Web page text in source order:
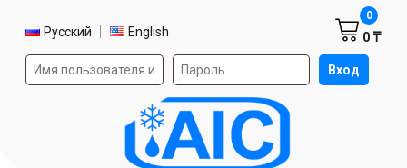
Выбор языка
Русский English
Форма авторизации на сайте Вход
0 ₸
0